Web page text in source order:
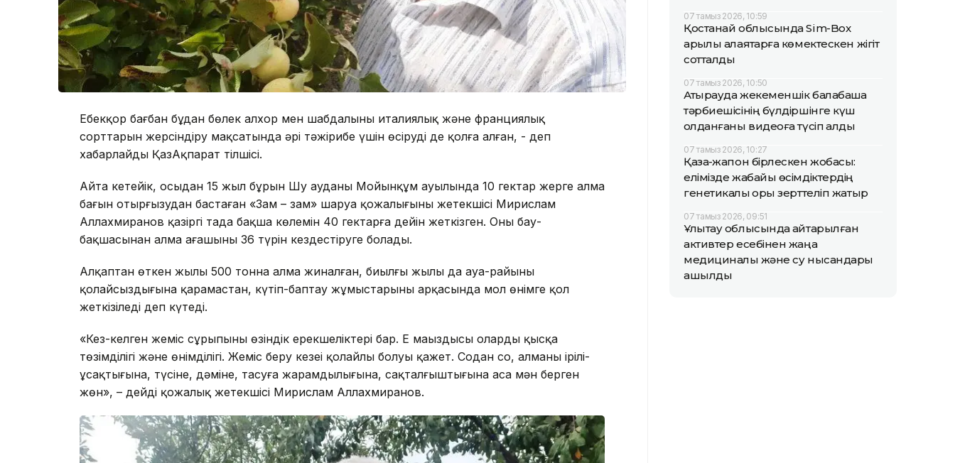
Еңбекқор бағбан бұдан бөлек алхор мен шабдалының италиялық және франциялық
сорттарын жерсіндіру мақсатында әрі тәжірибе үшін өсіруді де қолға алған, - деп
хабарлайды ҚазАқпарат тілшісі.
Айта кетейік, осыдан 15 жыл бұрын Шу ауданы Мойынқұм ауылында 10 гектар жерге алма
бағын отырғызудан бастаған «Зам – зам» шаруа қожалығының жетекшісі Мирислам
Аллахмиранов қазіргі таңда бақша көлемін 40 гектарға дейін жеткізген. Оның бау-
бақшасынан алма ағашының 36 түрін кездестіруге болады.
Алқаптан өткен жылы 500 тонна алма жиналған, биылғы жылы да ауа-райының
қолайсыздығына қарамастан, күтіп-баптау жұмыстарының арқасында мол өнімге қол
жеткізіледі деп күтеді.
«Кез-келген жеміс сұрыпының өзіндік ерекшеліктері бар. Ең маңыздысы олардың қысқа
төзімділігі және өнімділігі. Жеміс беру кезеңі қолайлы болуы қажет. Содан соң, алманың ірілі-
ұсақтығына, түсіне, дәміне, тасуға жарамдылығына, сақталғыштығына аса мән берген
жөн», – дейді қожалық жетекшісі Мирислам Аллахмиранов.
07 тамыз 2026, 10:59
Қостанай облысында Sim-Box
арқылы алаяқтарға көмектескен жігіт
сотталды
07 тамыз 2026, 10:50
Атырауда жекеменшік балабақша
тәрбиешісінің бүлдіршінге күш
қолданғаны видеоға түсіп қалды
07 тамыз 2026, 10:27
Қазақ-жапон бірлескен жобасы:
елімізде жабайы өсімдіктердің
генетикалық қоры зерттеліп жатыр
07 тамыз 2026, 09:51
Ұлытау облысында қайтарылған
активтер есебінен жаңа
медициналық және су нысандары
ашылды